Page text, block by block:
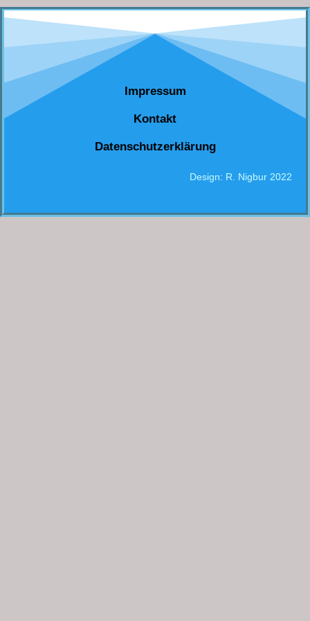
Impressum
Kontakt
Datenschutzerklärung
Design: R. Nigbur 2022